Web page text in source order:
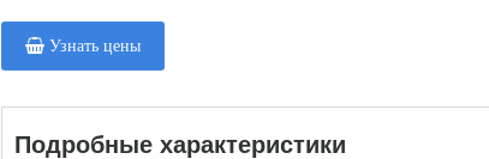
Узнать цены
Подробные характеристики